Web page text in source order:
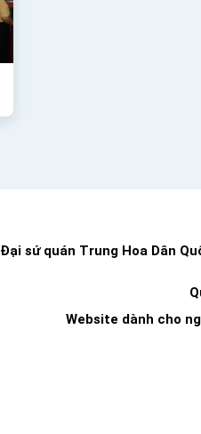
Đại sứ quán Trung Hoa Dân
Website dành cho